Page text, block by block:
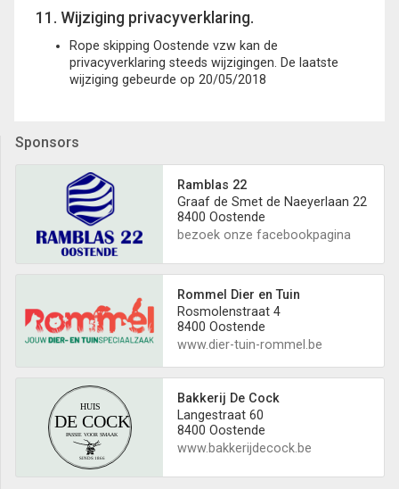
11. Wijziging privacyverklaring.
Rope skipping Oostende vzw kan de
privacyverklaring steeds wijzigingen. De laatste
wijziging gebeurde op 20/05/2018
Sponsors
Ramblas 22
Graaf de Smet de Naeyerlaan 22
8400 Oostende
bezoek onze facebookpagina
Rommel Dier en Tuin
Rosmolenstraat 4
8400 Oostende
www.dier-tuin-rommel.be
Bakkerij De Cock
Langestraat 60
8400 Oostende
www.bakkerijdecock.be